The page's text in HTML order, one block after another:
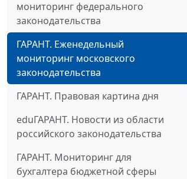
мониторинг федерального
законодательства
ГАРАНТ. Еженедельный
мониторинг московского
законодательства
ГАРАНТ. Правовая картина дня
eduГАРАНТ. Новости из области
российского законодательства
ГАРАНТ. Мониторинг для
бухгалтера бюджетной сферы